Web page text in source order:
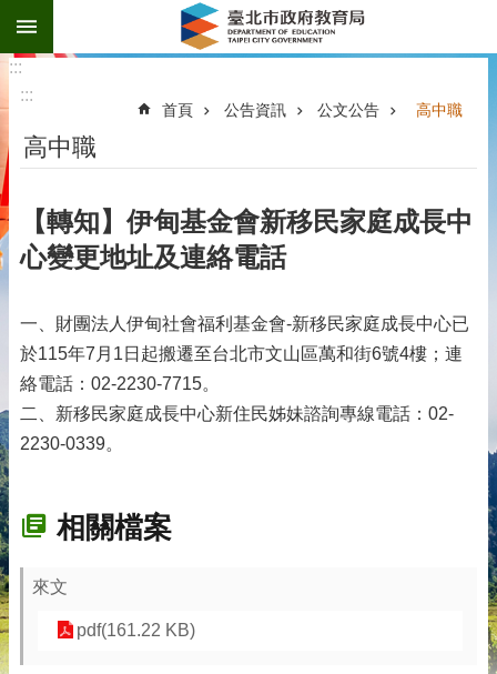
跳到主要內容區塊
:::
:::
首頁 公告資訊 公文公告 高中職
高中職
【轉知】伊甸基金會新移民家庭成長中
心變更地址及連絡電話
一、財團法人伊甸社會福利基金會-新移民家庭成長中心已
於115年7月1日起搬遷至台北市文山區萬和街6號4樓；連
絡電話：02-2230-7715。
二、新移民家庭成長中心新住民姊妹諮詢專線電話：02-
2230-0339。
相關檔案
來文
pdf(161.22 KB)